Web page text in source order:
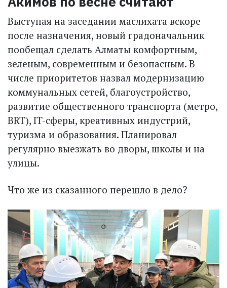
Выступая на заседании мас­лихата вскоре
после назначения, новый градоначальник
пообещал сделать Алматы комфортным,
зеленым, современным и безопасным. В
числе приоритетов назвал модернизацию
коммунальных сетей, благо­устройство,
развитие общественного транспорта (метро,
BRT), IT-сферы, креативных индустрий,
туризма и образования. Планировал
регулярно выезжать во дворы, школы и на
улицы.
Что же из сказанного перешло в дело?